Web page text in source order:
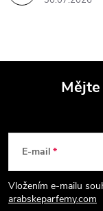
p
E-mail
Vložením e-mailu
arabskeparfemy.com